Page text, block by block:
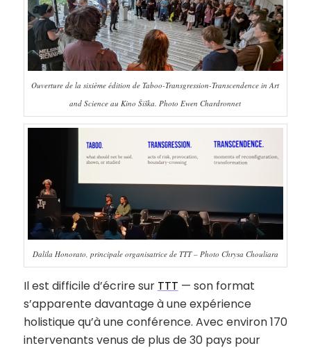
Ouverture de la sixième édition de Taboo-Transgression-Transcendence in Art
and Science au Kino Šiška. Photo Ewen Chardronnet
Dalila Honorato, principale organisatrice de TTT – Photo Chrysa Chouliara
Il est difficile d’écrire sur TTT — son format
s’apparente davantage à une expérience
holistique qu’à une conférence. Avec environ 170
intervenants venus de plus de 30 pays pour